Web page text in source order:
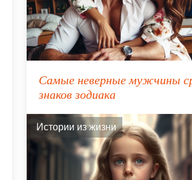
Самые неверные мужчины
знаков зодиака
Истории из жизни